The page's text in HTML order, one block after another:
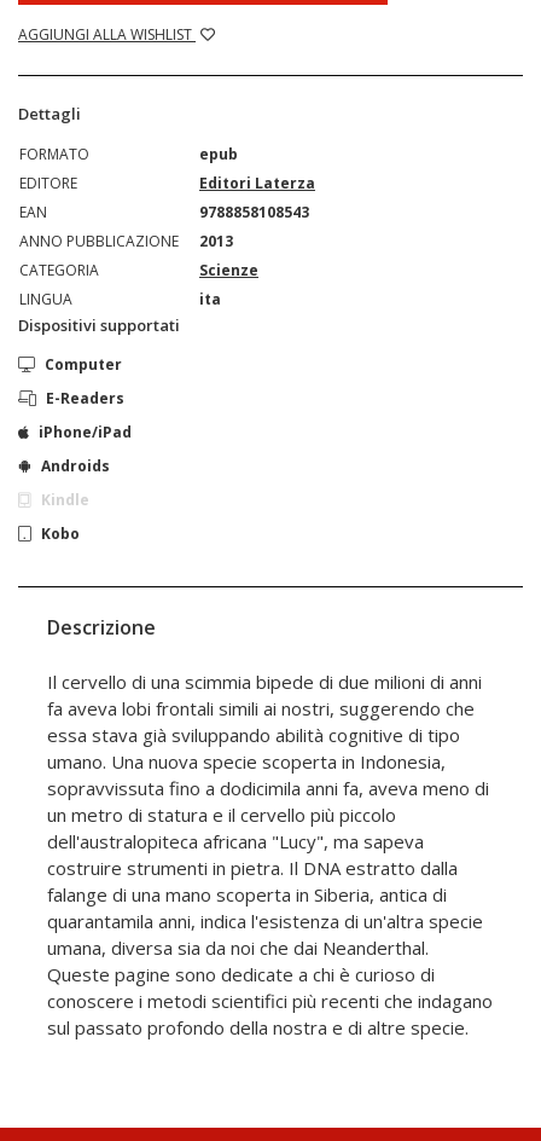
AGGIUNGI ALLA WISHLIST
Dettagli
FORMATO
epub
EDITORE
Editori Laterza
EAN
9788858108543
ANNO PUBBLICAZIONE
2013
CATEGORIA
Scienze
LINGUA
ita
Dispositivi supportati
Computer
E-Readers
iPhone/iPad
Androids
Kindle
Kobo
Descrizione
Il cervello di una scimmia bipede di due milioni di anni
fa aveva lobi frontali simili ai nostri, suggerendo che
essa stava già sviluppando abilità cognitive di tipo
umano. Una nuova specie scoperta in Indonesia,
sopravvissuta fino a dodicimila anni fa, aveva meno di
un metro di statura e il cervello più piccolo
dell'australopiteca africana "Lucy", ma sapeva
costruire strumenti in pietra. Il DNA estratto dalla
falange di una mano scoperta in Siberia, antica di
quarantamila anni, indica l'esistenza di un'altra specie
umana, diversa sia da noi che dai Neanderthal.
Queste pagine sono dedicate a chi è curioso di
conoscere i metodi scientifici più recenti che indagano
sul passato profondo della nostra e di altre specie.